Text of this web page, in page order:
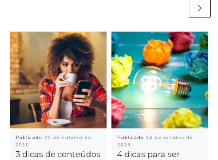
Publicado 21 de outubro de
2019
3 dicas de conteúdos
Publicado
14 de outubro de
2019
4 dicas para ser